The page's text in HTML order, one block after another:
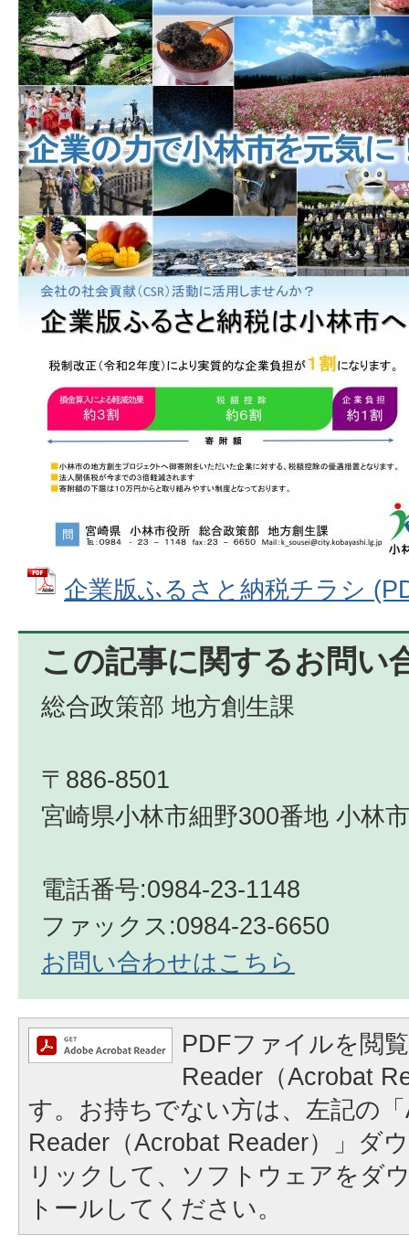
企業版ふるさと納税チラシ
この記事に関するお問い
総合政策部 地方創生課
〒886-8501
宮崎県小林市細野300番地 小林
電話番号:0984-23-1148
ファックス:0984-23-6650
お問い合わせはこちら
PDFファイルを閲
Reader（Acrobat
す。お持ちでない方は、左記の
Reader（Acrobat Reader）」ダ
リックして、ソフトウェアをダ
トールしてください。